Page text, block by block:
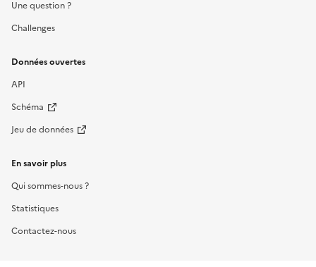
Une question ?
Challenges
Données ouvertes
API
Schéma
Jeu de données
En savoir plus
Qui sommes-nous ?
Statistiques
Contactez-nous